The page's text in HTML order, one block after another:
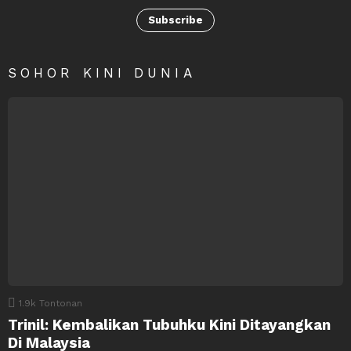
Subscribe
SOHOR KINI DUNIA
1.9k Tontonan
Trinil: Kembalikan Tubuhku Kini Ditayangkan
Di Malaysia